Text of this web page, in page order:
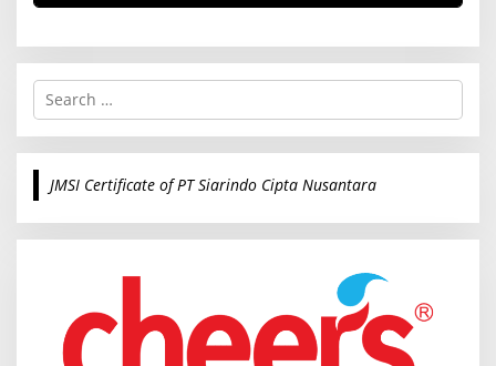
S
r
c
o
JMSI Certificate of PT Siarindo Cipta Nusantara